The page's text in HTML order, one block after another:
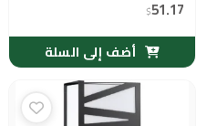
$51.17
أضف إلى السلة